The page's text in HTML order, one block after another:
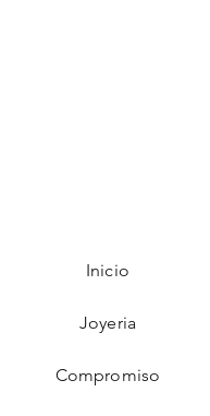
Inicio
Joyeria
Compromiso